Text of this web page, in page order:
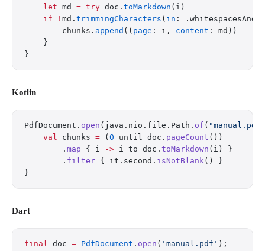
    let
md = try doc. toMarkdown (i)
    if
! md. trimmingCharacters ( in :
        chunks.
append (( page : i, content : md))
    }
}
Kotlin
PdfDocument. open (java.nio.file.Path. of ( "manual.pdf"
    val
chunks = ( 0 until doc. pageCount ())
        .
map { i -> i to doc. toMarkdown (i) }
        .
filter { it.second. isNotBlank() }
}
Dart
final doc = PdfDocument . open ( 'manual.pdf' );